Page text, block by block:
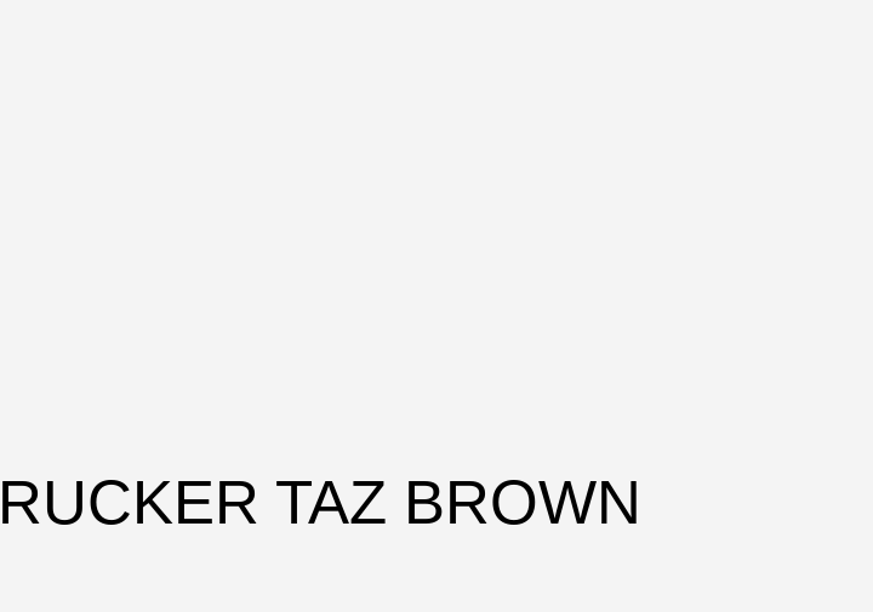
TAZ BROWN